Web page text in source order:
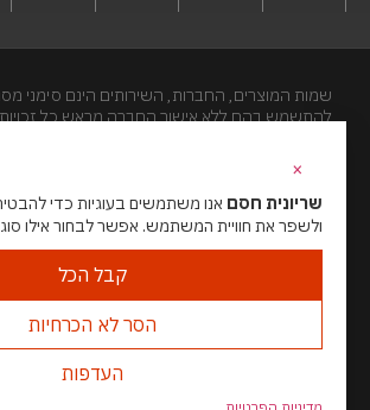
שמות המוצרים, החברות, השירותים הינם סימני
להתשמש בהם ללא אישור החברה מראש.כל זכויות
האתר מנוהל ע”י גאו מדיהסוכנות
×
שריונית חסם אנו משתמשים בעוגיות כדי
ולשפר את חוויית המשתמש. אפשר לבחור אילו סוגי
קבל הכל
הסר לא הכרחיות
העדפות